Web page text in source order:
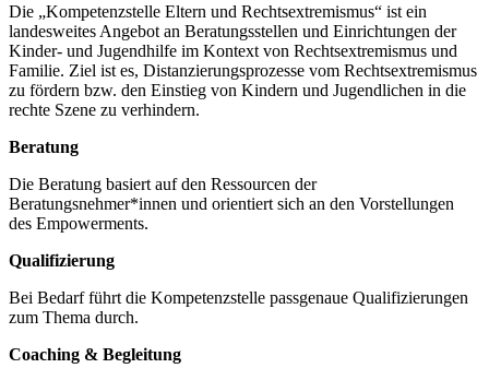
Die „Kompetenzstelle Eltern und Rechtsextremismus“ ist ein
landesweites Angebot an Beratungsstellen und Einrichtungen der
Kinder- und Jugendhilfe im Kontext von Rechtsextremismus und
Familie. Ziel ist es, Distanzierungsprozesse vom Rechtsextremismus
zu fördern bzw. den Einstieg von Kindern und Jugendlichen in die
rechte Szene zu verhindern.
Beratung
Die Beratung basiert auf den Ressourcen der
Beratungsnehmer*innen und orientiert sich an den Vorstellungen
des Empowerments.
Qualifizierung
Bei Bedarf führt die Kompetenzstelle passgenaue Qualifizierungen
zum Thema durch.
Coaching & Begleitung